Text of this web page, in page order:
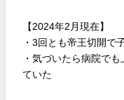
【2024年2月現在】
・3回とも帝王切開で
・気づいたら病院で
ていた